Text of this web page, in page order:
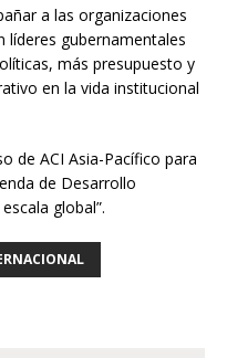
a las organizaciones
líderes gubernamentales
más presupuesto y
en la vida institucional
de ACI Asia-Pacífico para
de Desarrollo
global”.